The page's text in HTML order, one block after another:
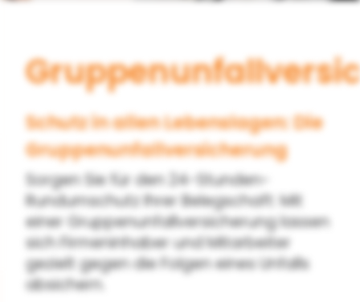
Schutz in allen Lebenslagen: Die
Gruppenunfallversicherung
Sorgen Sie für den 24-Stunden-
Rundumschutz Ihrer Belegschaft: Mit
einer Gruppenunfallversicherung lassen
sich Firmeninhaber und Mitarbeiter
gezielt gegen die Folgen eines Unfalls
absichern.